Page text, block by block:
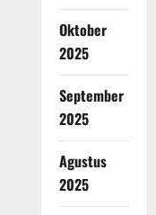
Oktober
2025
September
2025
Agustus
2025